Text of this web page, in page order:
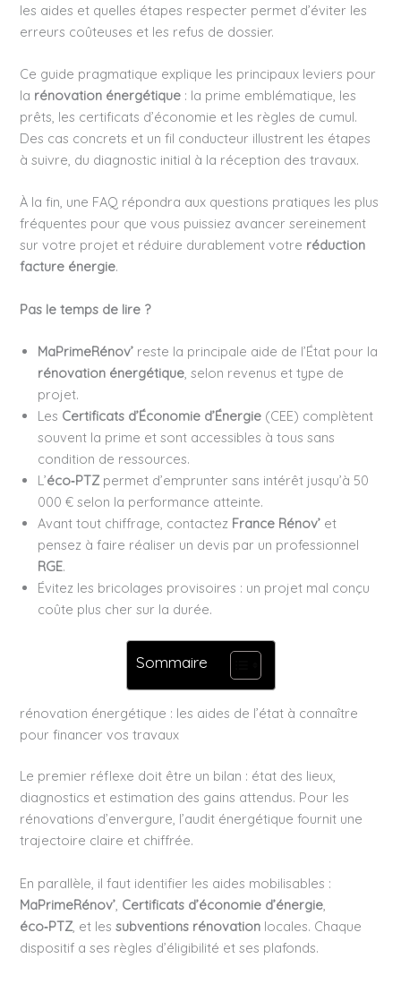
les aides et quelles étapes respecter permet d’éviter les
erreurs coûteuses et les refus de dossier.
Ce guide pragmatique explique les principaux leviers pour
la rénovation énergétique : la prime emblématique, les
prêts, les certificats d’économie et les règles de cumul.
Des cas concrets et un fil conducteur illustrent les étapes
à suivre, du diagnostic initial à la réception des travaux.
À la fin, une FAQ répondra aux questions pratiques les plus
fréquentes pour que vous puissiez avancer sereinement
sur votre projet et réduire durablement votre réduction
facture énergie.
Pas le temps de lire ?
MaPrimeRénov’ reste la principale aide de l’État pour la
rénovation énergétique, selon revenus et type de
projet.
Les Certificats d’Économie d’Énergie (CEE) complètent
souvent la prime et sont accessibles à tous sans
condition de ressources.
L’éco‑PTZ permet d’emprunter sans intérêt jusqu’à 50
000 € selon la performance atteinte.
Avant tout chiffrage, contactez France Rénov’ et
pensez à faire réaliser un devis par un professionnel
RGE.
Évitez les bricolages provisoires : un projet mal conçu
coûte plus cher sur la durée.
Sommaire
rénovation énergétique : les aides de l’état à connaître
pour financer vos travaux
Le premier réflexe doit être un bilan : état des lieux,
diagnostics et estimation des gains attendus. Pour les
rénovations d’envergure, l’audit énergétique fournit une
trajectoire claire et chiffrée.
En parallèle, il faut identifier les aides mobilisables :
MaPrimeRénov’ Certificats d’économie d’énergie
éco‑PTZ , et lessubventions rénovation locales. Chaque
dispositif a ses règles d’éligibilité et ses plafonds.